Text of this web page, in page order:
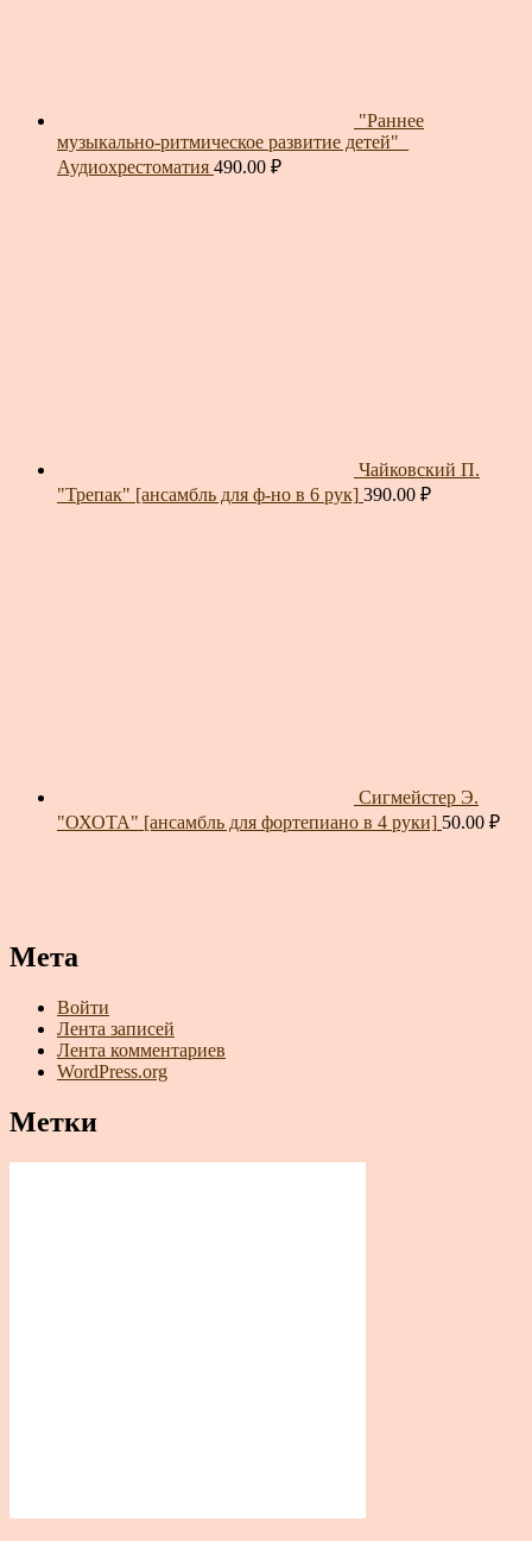
"Раннее
музыкально-ритмическое развитие детей"_
Аудиохрестоматия 490.00 ₽
Чайковский П.
"Трепак" [ансамбль для ф-но в 6 рук] 390.00 ₽
Сигмейстер Э.
"ОХОТА" [ансамбль для фортепиано в 4 руки] 50.00 ₽
Мета
Войти
Лента записей
Лента комментариев
WordPress.org
Метки